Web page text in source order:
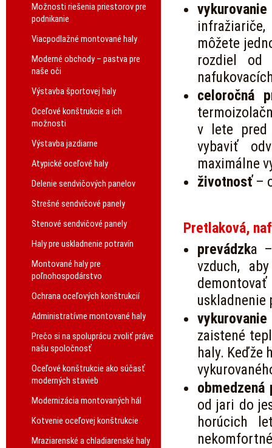
Možnosti riešenia priestorov pre
podnikanie
Viacpodlažné montované haly
Moderné obchody – pastva pre
naše oči
Výstavba športovej haly
Oceľové konštrukcie a ich
možnosti
Výstavba jazdiarne
Atypické oceľové haly
Delenie sendvičových panelov
Strešné sendvičové panely
Stenové sendvičové panely
Haly pre uskladnenie potravín
Montované haly pre
poľnohospodárstvo
Ochrana oceľových konštrukcií
Administratívne montované haly
Prečo si na spoluprácu zvoliť práve
našu spoločnosť
Oceľové konštrukcie ako súčasť
moderných stavieb
Modernizácia montovaných hál
Kotvenie oceľovej konštrukcie
Mraziarenské a chladiarenské haly
vykurovanie
môžete
rozdiel od
celoročná
v lete pred
vybaviť
maximálne
životnosť–
Pretlaková,
prevádzka
vzduch,
uskladnenie
vykurovanie
zaistené
haly. Keďže
obmedzená
od jari do
horúcich